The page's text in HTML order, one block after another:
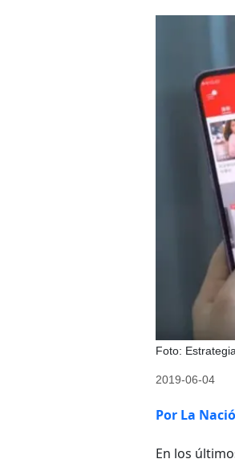
Foto:
2019-06-04
Por La
En los